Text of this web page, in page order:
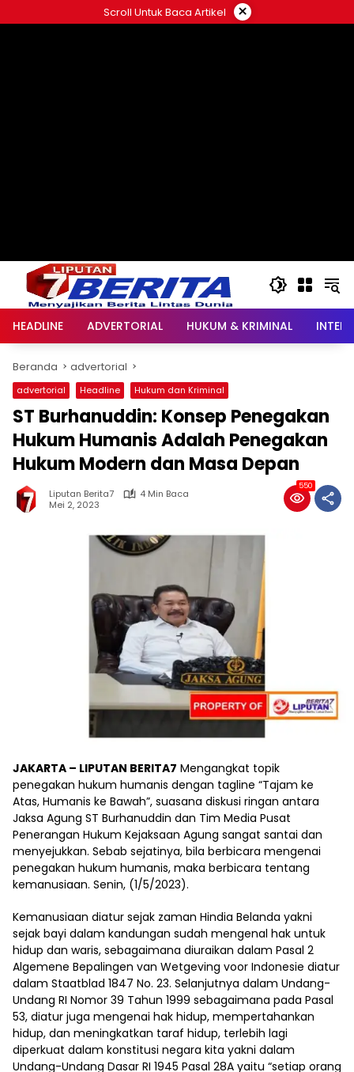
ke
Scroll Untuk Baca Artikel ×
HEADLINE ADVERTORIAL HUKUM & KRIMINAL
Beranda advertorial
advertorial Headline Hukum dan Kriminal
ST Burhanuddin: Konsep Penegakan
Hukum Humanis Adalah Penegakan
Hukum Modern dan Masa Depan
Liputan Berita7
4 Min Baca
Mei 2, 2023
550
JAKARTA – LIPUTAN BERITA7 Mengangkat topik
penegakan hukum humanis dengan tagline “Tajam ke
Atas, Humanis ke Bawah”, suasana diskusi ringan antara
Jaksa Agung ST Burhanuddin dan Tim Media Pusat
Penerangan Hukum Kejaksaan Agung sangat santai dan
menyejukkan. Sebab sejatinya, bila berbicara mengenai
penegakan hukum humanis, maka berbicara tentang
kemanusiaan. Senin, (1/5/2023).
Kemanusiaan diatur sejak zaman Hindia Belanda yakni
sejak bayi dalam kandungan sudah mengenal hak untuk
hidup dan waris, sebagaimana diuraikan dalam Pasal 2
Algemene Bepalingen van Wetgeving voor Indonesie diatur
dalam Staatblad 1847 No. 23. Selanjutnya dalam Undang-
Undang RI Nomor 39 Tahun 1999 sebagaimana pada Pasal
53, diatur juga mengenai hak hidup, mempertahankan
hidup, dan meningkatkan taraf hidup, terlebih lagi
diperkuat dalam konstitusi negara kita yakni dalam
Undang-Undang Dasar RI 1945 Pasal 28A yaitu “setiap orang